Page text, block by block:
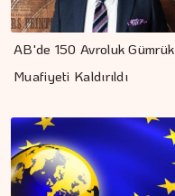
AB'de 150 Avroluk Gümrük
Muafiyeti Kaldırıldı